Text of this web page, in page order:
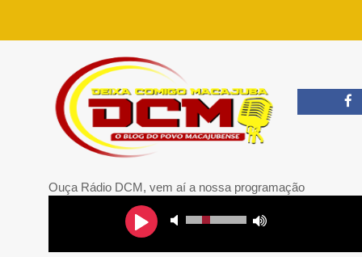
Ouça Rádio DCM, vem aí a nossa programação